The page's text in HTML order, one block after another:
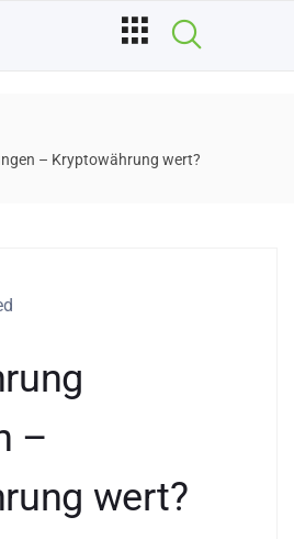
– Kryptowährung wert?
–
wert?